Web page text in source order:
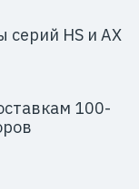
серий HS и AX
100-